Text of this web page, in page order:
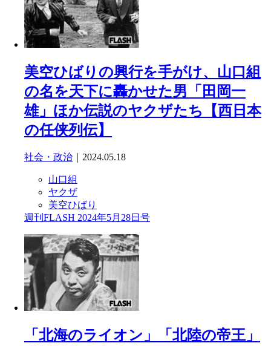
美空ひばりの興行を手がけ、山口組
の名を天下に轟かせた男「田岡一
雄」ほか伝説のヤクザたち【西日本
の任侠列伝】
社会・政治 ｜2024.05.18
山口組
ヤクザ
美空ひばり
週刊FLASH 2024年5月28日号
「北海のライオン」「北陸の帝王」